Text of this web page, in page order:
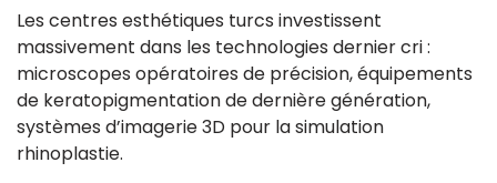
Les centres esthétiques turcs investissent
massivement dans les technologies dernier cri :
microscopes opératoires de précision, équipements
de keratopigmentation de dernière génération,
systèmes d’imagerie 3D pour la simulation
rhinoplastie.